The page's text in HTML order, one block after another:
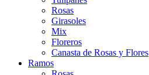
Rosas
Girasoles
Mix
Floreros
Canasta de Rosas y Flores
Ramos